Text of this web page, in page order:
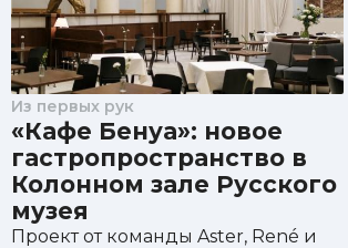
Из первых рук
«Кафе Бенуа»: новое
гастропространство в
Колонном зале Русского
музея
Проект от команды Aster, René и